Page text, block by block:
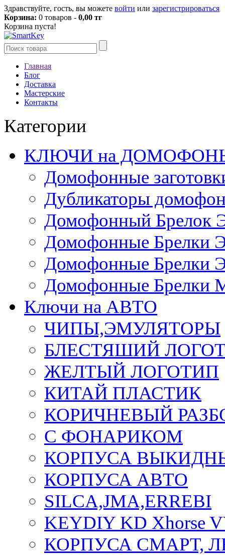
Здравствуйте, гость, вы можете войти или зарегистрироваться
Корзина: 0 товаров - 0,00 тг
Корзина пуста!
Главная
Блог
Доставка
Мастерские
Контакты
Категории
КЛЮЧИ на
Домофонные
Дубликаторы
Домофонный Брелок
Домофонные Брелки
Домофонные Брелки
Домофонные Брелки
Ключи на АВТО
ЧИПЫ,ЭМУЛЯТОРЫ
БЛЕСТЯШИЙ
ЖЕЛТЫЙ ЛОГОТИП
КИТАЙ ПЛАСТИК
КОРИЧНЕВЫЙ
С ФОНАРИКОМ
КОРПУСА
КОРПУСА АВТО
SILCA,JMA,ERREBI
KEYDIY KD Xhorse
КОРПУСА СМАРТ,